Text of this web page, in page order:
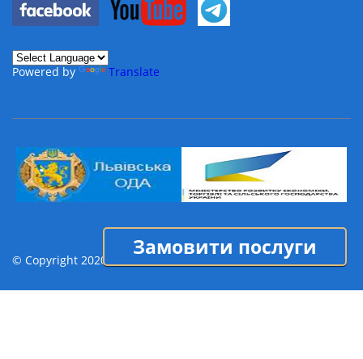
Powered by Translate
© Copyright 2020
Замовити послуги